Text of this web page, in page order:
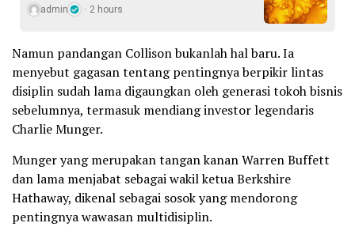
admin 2 hours
Namun pandangan Collison bukanlah hal baru. Ia
menyebut gagasan tentang pentingnya berpikir lintas
disiplin sudah lama digaungkan oleh generasi tokoh bisnis
sebelumnya, termasuk mendiang investor legendaris
Charlie Munger.
Munger yang merupakan tangan kanan Warren Buffett
dan lama menjabat sebagai wakil ketua Berkshire
Hathaway, dikenal sebagai sosok yang mendorong
pentingnya wawasan multidisiplin.